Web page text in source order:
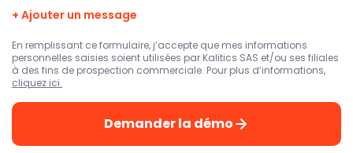
+ Ajouter un message
En remplissant ce formulaire, j’accepte que mes informations
personnelles saisies soient utilisées par Kalitics SAS et/ou ses filiales
à des fins de prospection commerciale. Pour plus d’informations,
cliquez ici.
Demander la démo